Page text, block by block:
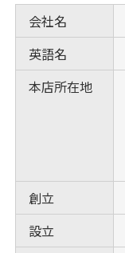
会社名
英語名
本店所在地
創立
設立